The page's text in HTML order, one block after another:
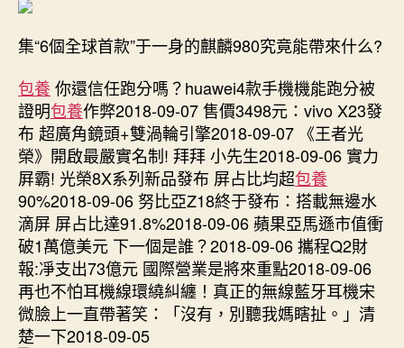
集“6個全球首款”于一身的麒麟980究竟能帶來什么?
包養你還信任跑分嗎？huawei4款手機機能跑分被
證明包養作弊2018-09-07 售價3498元：vivo X23發
布 超廣角鏡頭+雙渦輪引擎2018-09-07 《王者光
榮》開啟最嚴實名制! 拜拜 小先生2018-09-06 實力
屛霸! 光榮8X系列新品發布 屏占比均超包養
90%2018-09-06 努比亞Z18終于發布：搭載無邊水
滴屏 屏占比達91.8%2018-09-06 蘋果亞馬遜市值衝
破1萬億美元 下一個是誰？2018-09-06 攜程Q2財
報:凈支出73億元 國際營業是將來重點2018-09-06
再也不怕耳機線環繞糾纏！真正的無線藍牙耳機宋
微臉上一直帶著笑：「沒有，別聽我媽瞎扯。」清
楚一下2018-09-05